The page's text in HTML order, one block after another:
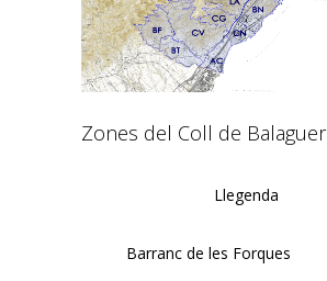
Zones del Coll de Balaguer
Llegenda
Barranc de les Forques